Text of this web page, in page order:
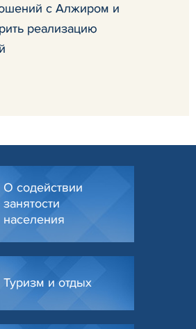
с Алжиром и
реализацию
О содействии
занятости
населения
Туризм и отдых